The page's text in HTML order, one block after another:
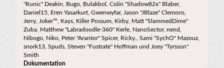
"Runic" Deakin, Bugo, Bulakbol, Colin "Shadow82x" Blaber,
Daniel15, Eren Yasarkurt, Gwenwyfar, Jason "JBlaze" Clemons,
Jerry, Joker™, Kays, Killer Possum, Kirby, Matt "SlammedDime"
Zuba, Matthew "Labradoodle-360" Kerle, NanoSector, nend,
Nibogo, Niko, Peter "Arantor" Spicer, Ricky., Sami "SychO" Mazouz,
snork13, Spuds, Steven "Fustrate" Hoffman und Joey "Tyrsson"
Smith
Dokumentation